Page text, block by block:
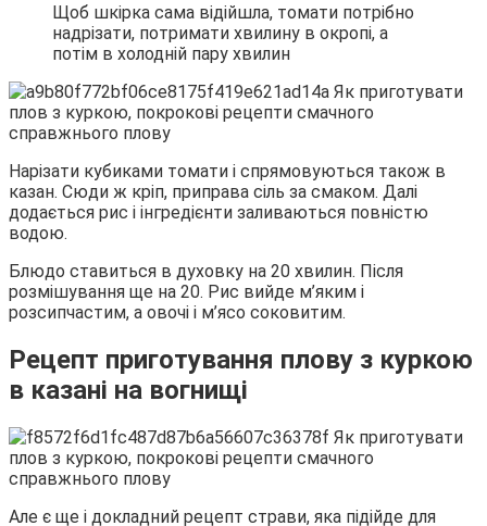
Щоб шкірка сама відійшла, томати потрібно
надрізати, потримати хвилину в окропі, а
потім в холодній пару хвилин
Нарізати кубиками томати і спрямовуються також в
казан. Сюди ж кріп, приправа сіль за смаком. Далі
додається рис і інгредієнти заливаються повністю
водою.
Блюдо ставиться в духовку на 20 хвилин. Після
розмішування ще на 20. Рис вийде м’яким і
розсипчастим, а овочі і м’ясо соковитим.
Рецепт приготування плову з куркою
в казані на вогнищі
Але є ще і докладний рецепт страви, яка підійде для